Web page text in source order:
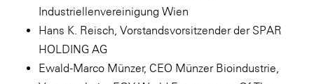
Industriellenvereinigung Wien
Hans K. Reisch, Vorstandsvorsitzender der SPAR
HOLDING AG
Ewald-Marco Münzer, CEO Münzer Bioindustrie,